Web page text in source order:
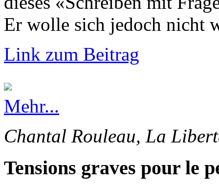
Er wolle sich jedoch nicht
Link zum Beitrag
Mehr...
Chantal Rouleau, La
Tensions graves pour le